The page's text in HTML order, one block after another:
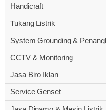
Handicraft
Tukang Listrik
System Grounding &
CCTV & Monitoring
Jasa Biro Iklan
Service Genset